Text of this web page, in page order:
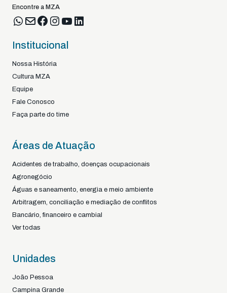
Encontre a MZA
Institucional
Nossa História
Cultura MZA
Equipe
Fale Conosco
Faça parte do time
Áreas de Atuação
Acidentes de trabalho, doenças ocupacionais
Agronegócio
Águas e saneamento, energia e meio ambiente
Arbitragem, conciliação e mediação de conflitos
Bancário, financeiro e cambial
Ver todas
Unidades
João Pessoa
Campina Grande